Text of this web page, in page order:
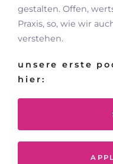
gestalten. Offen,
Praxis, so, wie wir
verstehen.
unsere erste
hier: